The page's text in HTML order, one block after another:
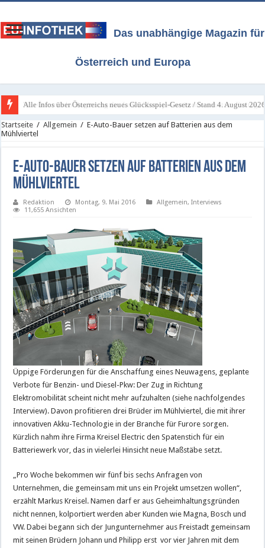
Das unabhängige Magazin für
Österreich und Europa
Wie Österreichs Regierung das Lotto-Monopol weiterhin schützt - Freitag,
Startseite / Allgemein / E-Auto-Bauer setzen auf Batterien aus dem
Mühlviertel
E-Auto-Bauer setzen auf Batterien aus dem
Mühlviertel
Redaktion Montag, 9. Mai 2016 Allgemein,Interviews
11,655 Ansichten
Üppige Förderungen für die Anschaffung eines Neuwagens, geplante
Verbote für Benzin- und Diesel-Pkw: Der Zug in Richtung
Elektromobilität scheint nicht mehr aufzuhalten (siehe nachfolgendes
Interview). Davon profitieren drei Brüder im Mühlviertel, die mit ihrer
innovativen Akku-Technologie in der Branche für Furore sorgen.
Kürzlich nahm ihre Firma Kreisel Electric den Spatenstich für ein
Batteriewerk vor, das in vielerlei Hinsicht neue Maßstäbe setzt.
„Pro Woche bekommen wir fünf bis sechs Anfragen von
Unternehmen, die gemeinsam mit uns ein Projekt umsetzen wollen“,
erzählt Markus Kreisel. Namen darf er aus Geheimhaltungsgründen
nicht nennen, kolportiert werden aber Kunden wie Magna, Bosch und
VW. Dabei begann sich der Jungunternehmer aus Freistadt gemeinsam
mit seinen Brüdern Johann und Philipp erst vor vier Jahren mit dem